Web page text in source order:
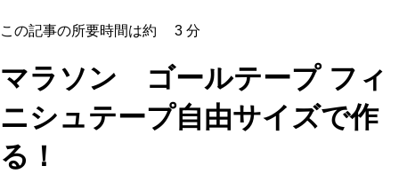
この記事の所要時間は約 3 分
マラソン ゴールテープ フィ
ニシュテープ自由サイズで作
る！